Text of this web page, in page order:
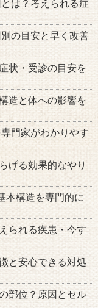
は？考えられる症
の目安と早く改善
状・受診の目安を
造と体への影響を
門家がわかりやす
げる効果的なやり
本構造を専門的に
られる疾患・今す
と安心できる対処
部位？原因とセル